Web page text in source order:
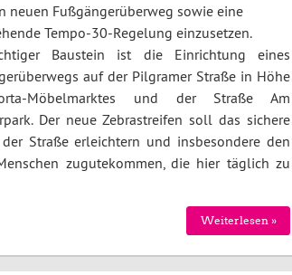
neuen Fußgängerüberweg sowie eine
Tempo-30-Regelung einzusetzen.
Baustein ist die Einrichtung eines
auf der Pilgramer Straße in Höhe
Möbelmarktes und der Straße Am
Der neue Zebrastreifen soll das sichere
der Straße erleichtern und insbesondere den
zugutekommen, die hier täglich zu
Weiterlesen »